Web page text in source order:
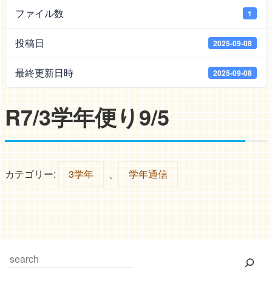
ファイル数 1
投稿日 2025-09-08
最終更新日時 2025-09-08
R7/3学年便り9/5
カテゴリー: 3学年 、 学年通信